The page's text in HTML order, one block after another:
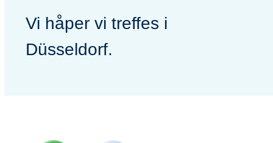
Vi håper vi treffes i
Düsseldorf.